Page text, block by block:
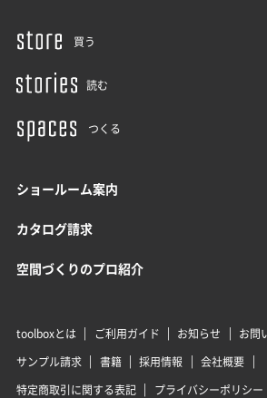
買う
読む
つくる
ショールーム案内
カタログ請求
空間づくりのプロ紹介
toolboxとは ご利用ガイド お知らせ
お問
サンプル請求
書籍 採用情報
会社概要
特定商取引に関する表記
プライバシーポリシー